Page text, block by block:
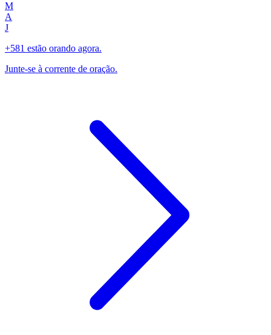
M
A
J
+581 estão orando agora.
Junte-se à corrente de oração.